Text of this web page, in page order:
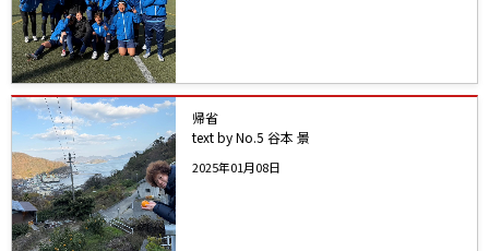
帰省
text by No.5 谷本 景
2025年01月08日